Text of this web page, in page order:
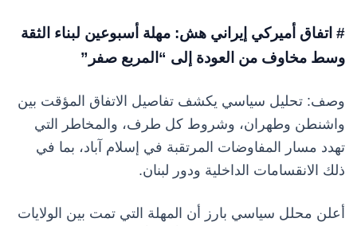
# اتفاق أميركي إيراني هش: مهلة أسبوعين لبناء الثقة
وسط مخاوف من العودة إلى “المربع صفر”
وصف: تحليل سياسي يكشف تفاصيل الاتفاق المؤقت بين
واشنطن وطهران، وشروط كل طرف، والمخاطر التي
تهدد مسار المفاوضات المرتقبة في إسلام آباد، بما في
ذلك الانقسامات الداخلية ودور لبنان.
أعلن محلل سياسي بارز أن المهلة التي تمت بين الولايات